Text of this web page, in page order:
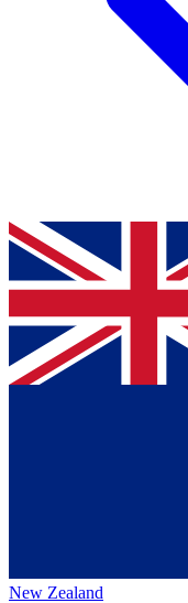
New Zealand